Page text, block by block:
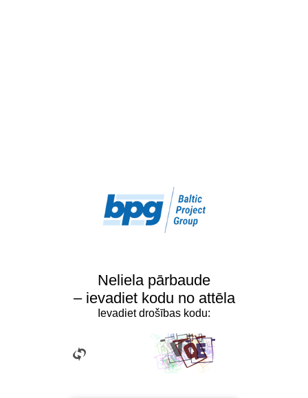
Neliela pārbaude
– ievadiet kodu no attēla
Ievadiet drošības kodu: